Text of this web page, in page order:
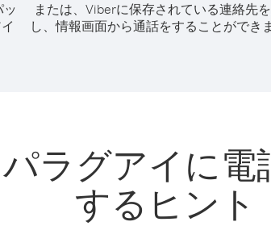
または、Viberに保存されている連絡先
し、情報画面から通話をすることができ
ラグアイに
するヒント